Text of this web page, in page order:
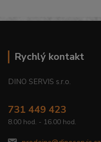
Rychlý kontakt
DINO SERVIS s.r.o.
731 449 423
8.00 hod. - 16.00 hod.